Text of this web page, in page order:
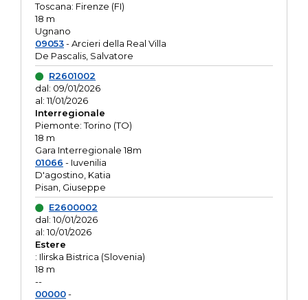
Toscana: Firenze (FI)
18 m
Ugnano
09053- Arcieri della Real Villa
De Pascalis, Salvatore
R2601002
dal: 09/01/2026
al: 11/01/2026
Interregionale
Piemonte: Torino (TO)
18 m
Gara Interregionale 18m
01066 - Iuvenilia
D'agostino, Katia
Pisan, Giuseppe
E2600002
dal: 10/01/2026
al: 10/01/2026
Estere
: Ilirska Bistrica (Slovenia)
18 m
--
00000-